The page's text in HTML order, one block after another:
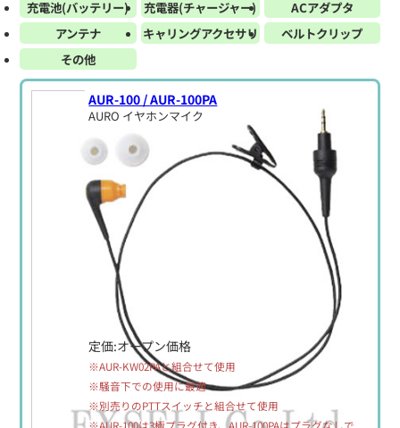
充電池(バッテリー)
充電器(チャージャー)
ACアダプタ
アンテナ
キャリングアクセサリ
ベルトクリップ
その他
AUR-100 / AUR-100PA
AURO イヤホンマイク
定価:オープン価格
※AUR-KW02PAと組合せて使用
※騒音下での使用に最適
※別売りのPTTスイッチと組合せて使用
※AUR-100は3極プラグ付き、AUR-100PAはプラグなしで